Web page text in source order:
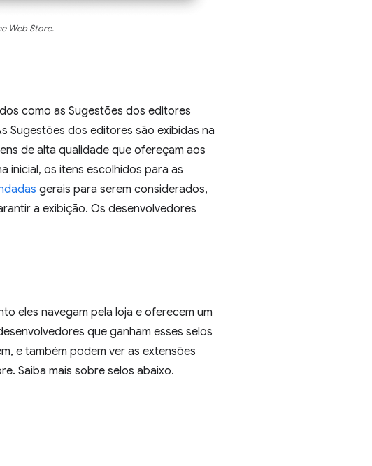
Web Store.
como as Sugestões dos editores
Sugestões dos editores são exibidas na
de alta qualidade que ofereçam aos
inicial, os itens escolhidos para as
gerais para serem considerados,
a exibição. Os desenvolvedores
eles navegam pela loja e oferecem um
que ganham esses selos
e também podem ver as extensões
Saiba mais sobre selos abaixo.